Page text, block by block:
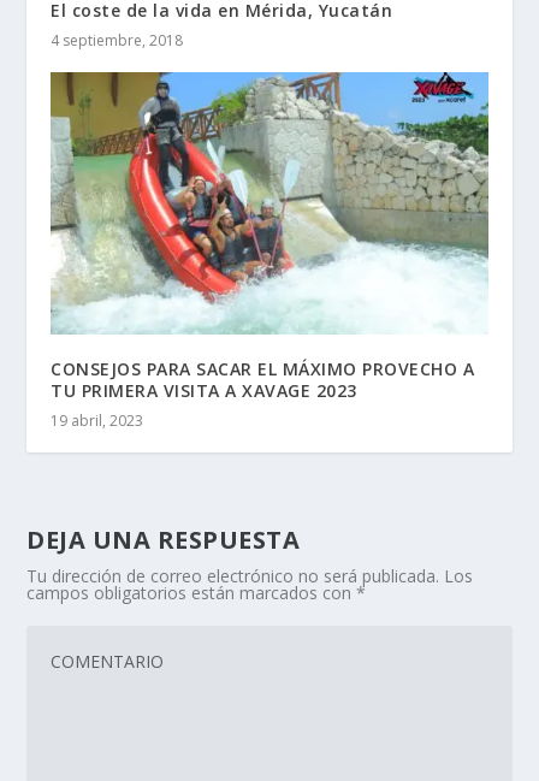
El coste de la vida en Mérida, Yucatán
4 septiembre, 2018
CONSEJOS PARA SACAR EL MÁXIMO PROVECHO A
TU PRIMERA VISITA A XAVAGE 2023
19 abril, 2023
DEJA UNA RESPUESTA
Tu dirección de correo electrónico no será publicada. Los
campos obligatorios están marcados con*